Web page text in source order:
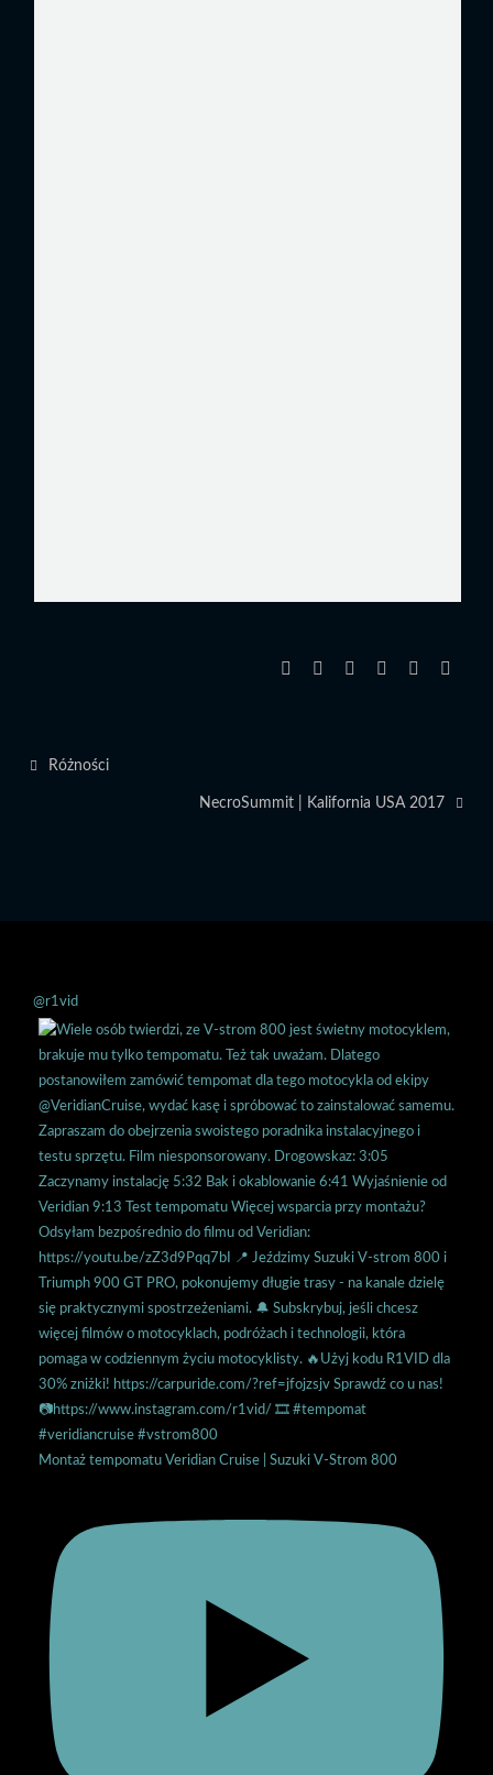
Różności
NecroSummit | Kalifornia USA 2017
@r1vid
Montaż tempomatu Veridian Cruise | Suzuki V-Strom 800